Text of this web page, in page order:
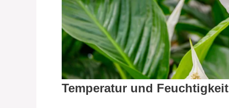
Temperatur und Feuchtigkeit